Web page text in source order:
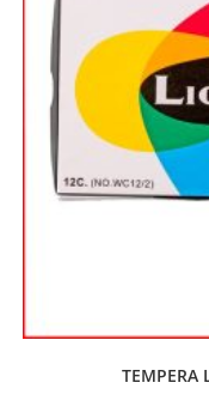
TEMPERA